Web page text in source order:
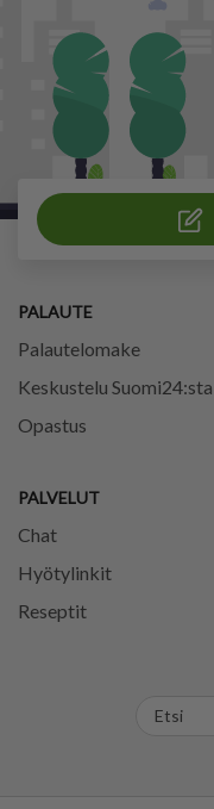
PALAUTE
Palautelomake
Keskustelu Suomi24:sta
Opastus
PALVELUT
Chat
Hyötylinkit
Reseptit